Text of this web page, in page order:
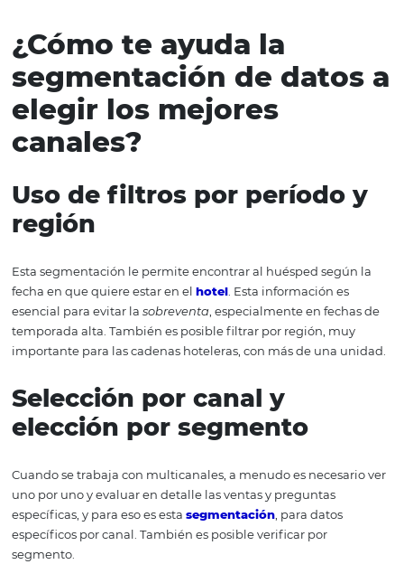
organización, disminuye los errores;
aumento de la productividad del equipo: dado que
no tendrá tanto retrabajo y no necesitará tener tanta
para corregir errores o incluso evitarlos, el resultado será
mayor productividad;
satisfacción del cliente: evitar situaciones como la
factores importantes que contribuyen a la satisfacción
cliente.
¿Cómo te ayuda la
segmentación de
elegir los mejores
canales?
Uso de filtros por
región
Esta segmentación le permite encontrar al huésped